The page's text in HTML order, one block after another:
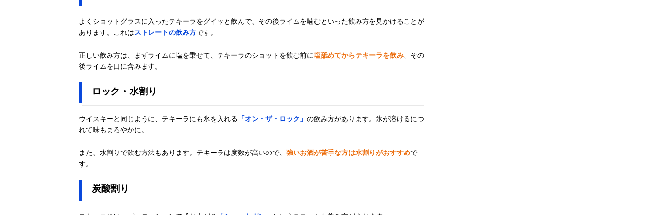
よくショットグラスに入ったテキーラをグイッと飲んで、その後ライムを噛むといった飲み方を見かけることが
あります。これはストレートの飲み方です。
正しい飲み方は、まずライムに塩を乗せて、テキーラのショットを飲む前に塩舐めてからテキーラを飲み、その
後ライムを口に含みます。
ロック・水割り
ウイスキーと同じように、テキーラにも氷を入れる 「オン・ザ・ロック」 の飲み方があります。氷が溶けるにつ
れて味もまろやかに。
また、水割りで飲む方法もあります。テキーラは度数が高いので、 強いお酒が苦手な方は水割りがおすすめで
す。
炭酸割り